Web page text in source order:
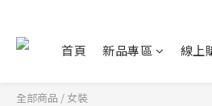
首頁 新品專區 線上
全部商品 / 女裝